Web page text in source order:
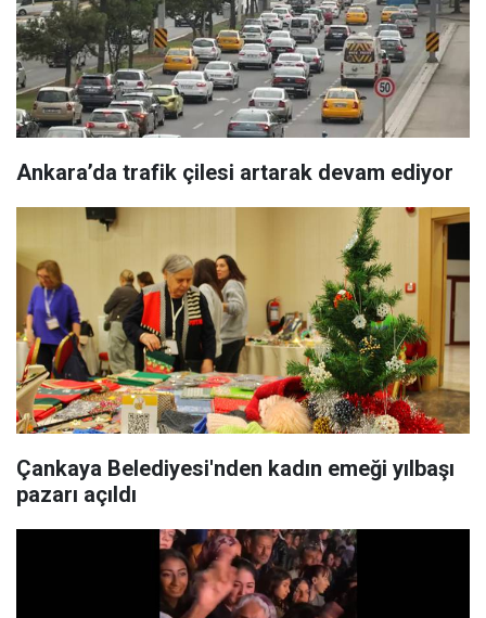
Ankara’da trafik çilesi artarak devam ediyor
Çankaya Belediyesi'nden kadın emeği yılbaşı
pazarı açıldı